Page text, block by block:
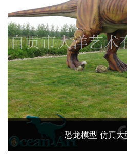
恐龙模型 仿真大